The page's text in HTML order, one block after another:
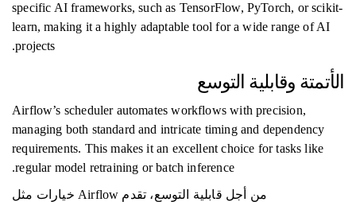
specific AI frameworks, such as TensorFlow, PyTorch, or scikit-
learn, making it a highly adaptable tool for a wide range of AI
projects.
الأتمتة وقابلية التوسع
Airflow’s scheduler automates workflows with precision,
managing both standard and intricate timing and dependency
requirements. This makes it an excellent choice for tasks like
regular model retraining or batch inference.
من أجل قابلية التوسع، تقدم Airflow خيارات مثل